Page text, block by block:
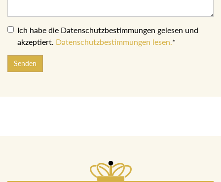
Ich habe die Datenschutzbestimmungen gelesen und
akzeptiert. Datenschutzbestimmungen lesen.*
Senden